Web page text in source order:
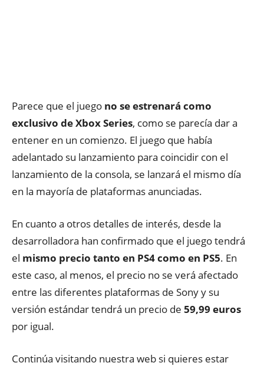
Parece que el juego no se estrenará como
exclusivo de Xbox Series, como se parecía dar a
entener en un comienzo. El juego que había
adelantado su lanzamiento para coincidir con el
lanzamiento de la consola, se lanzará el mismo día
en la mayoría de plataformas anunciadas.
En cuanto a otros detalles de interés, desde la
desarrolladora han confirmado que el juego tendrá
el mismo precio tanto en PS4 como en PS5. En
este caso, al menos, el precio no se verá afectado
entre las diferentes plataformas de Sony y su
versión estándar tendrá un precio de 59,99 euros
por igual.
Continúa visitando nuestra web si quieres estar